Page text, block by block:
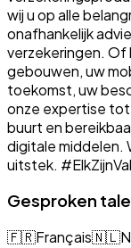
wij u op alle
onafhankelijk
verzekeringen. Of
gebouwen, uw
toekomst, uw
onze expertise tot
buurt en
digitale middelen.
uitstek.
Gesproken
🇫🇷Français🇳🇱